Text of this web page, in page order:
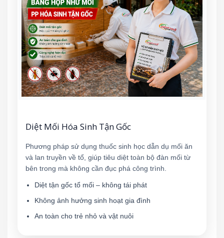
Diệt Mối Hóa Sinh Tận Gốc
Phương pháp sử dụng thuốc sinh học dẫn dụ mối ăn
và lan truyền về tổ, giúp tiêu diệt toàn bộ đàn mối từ
bên trong mà không cần đục phá công trình.
Diệt tận gốc tổ mối – không tái phát
Không ảnh hưởng sinh hoạt gia đình
An toàn cho trẻ nhỏ và vật nuôi